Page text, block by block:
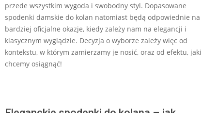
przede wszystkim wygoda i swobodny styl. Dopasowane
spodenki damskie do kolan natomiast będą odpowiednie na
bardziej oficjalne okazje, kiedy zależy nam na elegancji i
klasycznym wyglądzie. Decyzja o wyborze zależy więc od
kontekstu, w którym zamierzamy je nosić, oraz od efektu, jaki
chcemy osiągnąć!